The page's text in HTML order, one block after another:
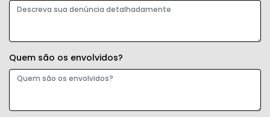
Quem são os envolvidos?